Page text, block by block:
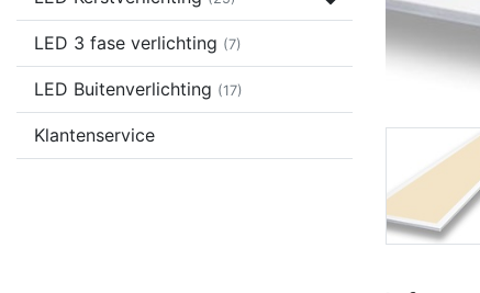
LED 3 fase verlichting (7)
LED Buitenverlichting (17)
Klantenservice